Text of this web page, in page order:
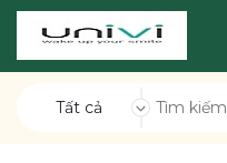
Tất cả